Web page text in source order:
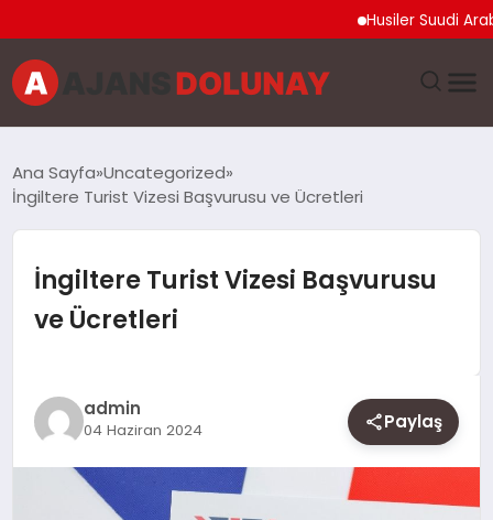
Husiler Suudi
EĞITIM
EKONOMI
GENEL
MAGAZIN
Ana Sayfa Uncategorized
İngiltere Turist Vizesi Başvurusu ve Ücretleri
İngiltere Turist Vizesi Başvurusu
ve Ücretleri
admin
04 Haziran 2024 Paylaş